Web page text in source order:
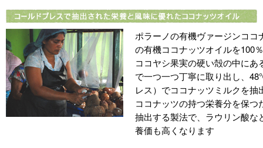
ポラーノの有機ヴァージンコ
の有機ココナッツオイルを100
ココヤシ果実の硬い殻の中に
で一つ一つ丁寧に取り出し、
レス）でココナッツミルクを抽
ココナッツの持つ栄養分を保
抽出する製法で、ラウリン酸
養価も高くなります